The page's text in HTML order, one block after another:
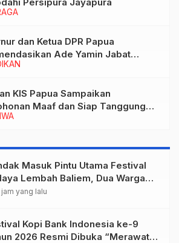
dan Ketua DPR Papua
Ade Yamin Jabat
IAIN Fattahul Muluk Papua
KIS Papua Sampaikan
Maaf dan Siap Tanggung
Dugaan Keracunan MBG di
Masuk Pintu Utama Festival
Lembah Baliem, Dua Warga
Ditembak OTK
jam yang lalu
Kopi Bank Indonesia ke-9
2026 Resmi Dibuka “Merawat